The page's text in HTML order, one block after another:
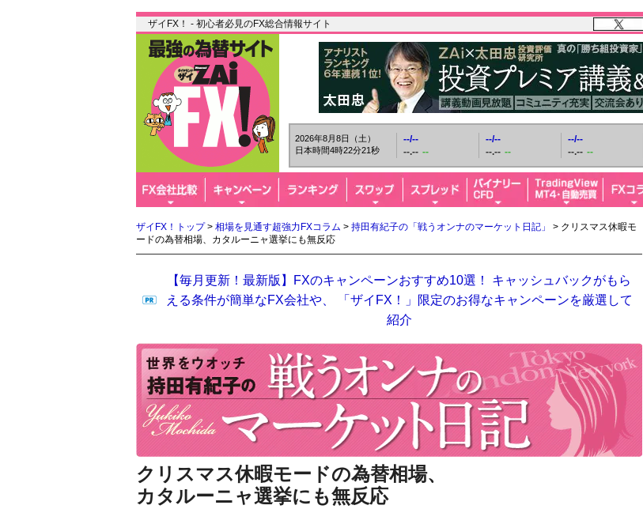
ザイFX！ - 初心者必見のFX総合情報サイト
2026年8月8日（土）
日本時間4時22分22秒
--/--
--.-- --
--/--
--.-- --
--/--
--.-- --
ザイFX！トップ> 相場を見通す超強力FXコラム > 持田有紀子の「戦うオンナのマーケット日記」
> クリスマス休暇モ
ードの為替相場、カタルーニャ選挙にも無反応
【毎月更新！最新版】FXのキャンペーンおすすめ10選！ キャッシュバックがもら
える条件が簡単なFX会社や、 「ザイFX！」限定のお得なキャンペーンを厳選して
紹介
クリスマス休暇モードの為替相場、
カタルーニャ選挙にも無反応